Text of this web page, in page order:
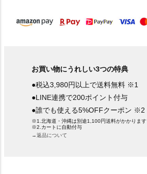
お買い物にうれしい3つの特典
●税込3,980円以上で送料無料 ※1
●LINE連携で200ポイント付与
●誰でも使える5%OFFクーポン ※2
※1.北海道・沖縄は別途1,100円送料がかかります
※2.カートに自動付与
→返品について